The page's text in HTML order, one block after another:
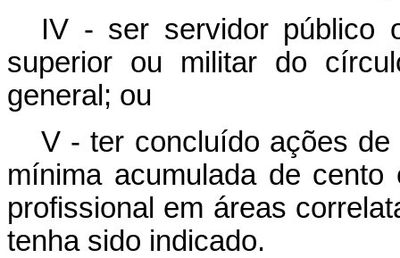
IV - ser servidor público
superior ou militar do
general; ou
V - ter concluído ações
mínima acumulada de
profissional em áreas
tenha sido indicado.